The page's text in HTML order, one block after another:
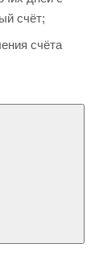
счёт;
счёта